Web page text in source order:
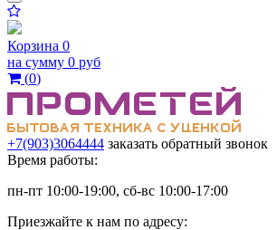
Корзина 0
на сумму 0 руб
(0)
+7(903)3064444 заказать обратный звонок
Время работы:
пн-пт 10:00-19:00, сб-вс 10:00-17:00
Приезжайте к нам по адресу: